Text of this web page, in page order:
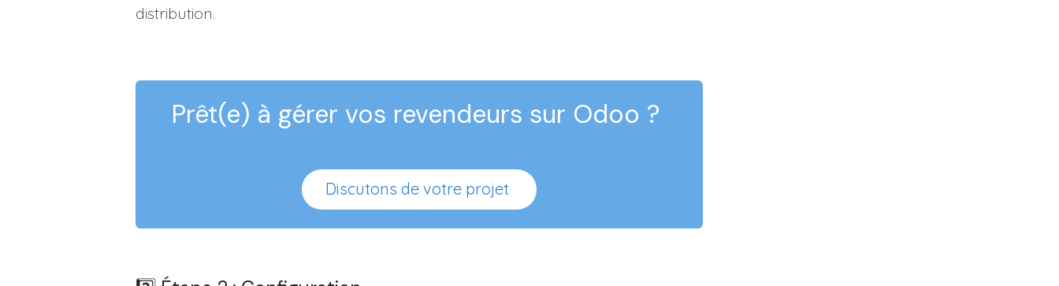
distribution.
Prêt(e) à gérer vos revendeurs sur Odoo ?
Discutons de votre projet ​​​​